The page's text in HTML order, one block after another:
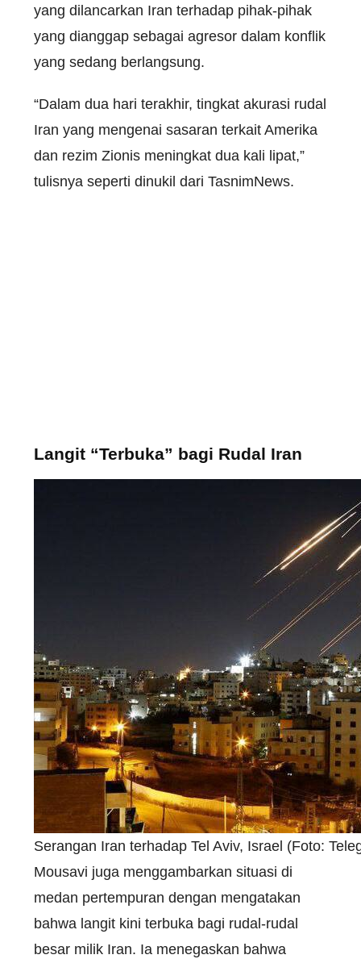
yang dilancarkan Iran terhadap pihak-pihak
yang dianggap sebagai agresor dalam konflik
yang sedang berlangsung.
“Dalam dua hari terakhir, tingkat akurasi rudal
Iran yang mengenai sasaran terkait Amerika
dan rezim Zionis meningkat dua kali lipat,”
tulisnya seperti dinukil dari TasnimNews.
Langit “Terbuka” bagi Rudal Iran
Serangan Iran terhadap Tel Aviv, Israel (Foto:
Mousavi juga menggambarkan situasi di
medan pertempuran dengan mengatakan
bahwa langit kini terbuka bagi rudal-rudal
besar milik Iran. Ia menegaskan bahwa